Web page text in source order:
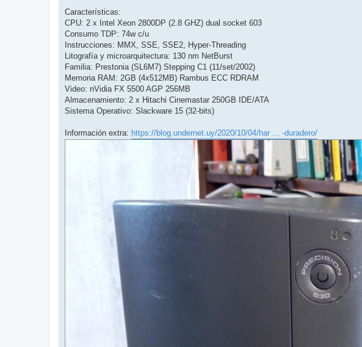
j
Características:
CPU: 2 x Intel Xeon 2800DP (2.8 GHZ) dual socket 603
Consumo TDP: 74w c/u
Instrucciones: MMX, SSE, SSE2, Hyper-Threading
Litografía y microarquitectura: 130 nm NetBurst
Familia: Prestonia (SL6M7) Stepping C1 (11/set/2002)
Memoria RAM: 2GB (4x512MB) Rambus ECC RDRAM
Video: nVidia FX 5500 AGP 256MB
Almacenamiento: 2 x Hitachi Cinemastar 250GB IDE/ATA
Sistema Operativo: Slackware 15 (32-bits)
Información extra: https://blog.undernet.uy/2020/10/04/har ... -duradero/